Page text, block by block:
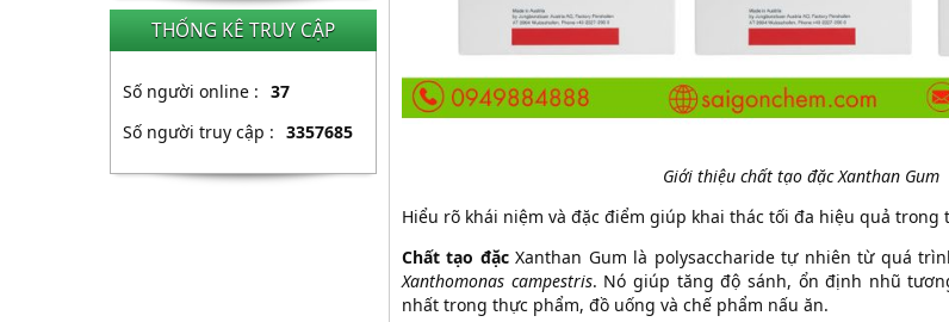
THỐNG KÊ TRUY CẬP
Số người online : 37
Số người truy cập : 3357685
Giới thiệu chất tạo đặc Xanthan Gum
Hiểu rõ khái niệm và đặc điểm giúp khai thác tối đa hiệu quả trong
Chất tạo đặcXanthan Gum là polysaccharide tự nhiên từ quá
Xanthomonas campestris. Nó giúp tăng độ sánh, ổn định nhũ
nhất trong thực phẩm, đồ uống và chế phẩm nấu ăn.